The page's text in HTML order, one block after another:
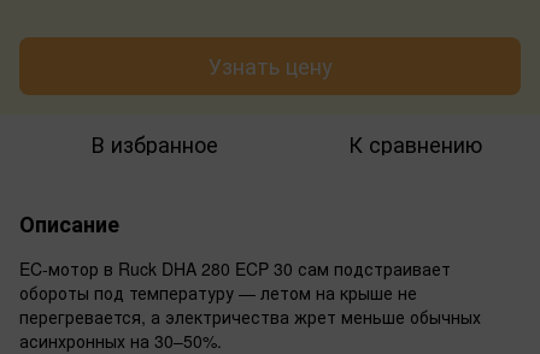
Узнать цену
В избранное К сравнению
Описание
EC-мотор в Ruck DHA 280 ECP 30 сам подстраивает
обороты под температуру — летом на крыше не
перегревается, а электричества жрет меньше обычных
асинхронных на 30–50%.